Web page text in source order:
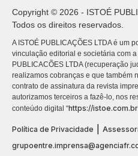
Copyright © 2026 - ISTOÉ
Todos os direitos reservados.
A ISTOÉ PUBLICAÇÕES LTDA é um
vinculação editorial e societária com
PUBLICACÕES LTDA (recuperação
realizamos cobranças e que também
contrato de assinatura da revista
autorizamos terceiros a fazê-lo, nos
conteúdo digital “https://istoe.com.br
Política de Privacidade